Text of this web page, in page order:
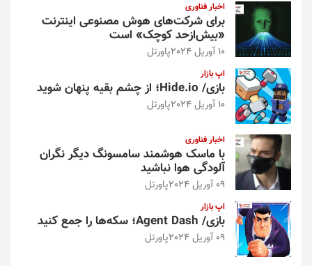
اخبار فناوری
برای شرکت‌های هوش مصنوعی اینترنت
«بیش‌از‌حد کوچک» است
10 آوریل 2024 پاورتل
اپ بازار
بازی/ Hide.io؛ از چشم بقیه پنهان شوید
10 آوریل 2024 پاورتل
اخبار فناوری
با ماسک هوشمند سامسونگ دیگر نگران
آلودگی هوا نباشید
09 آوریل 2024 پاورتل
اپ بازار
بازی/ Agent Dash؛ سکه‌ها را جمع کنید
09 آوریل 2024 پاورتل